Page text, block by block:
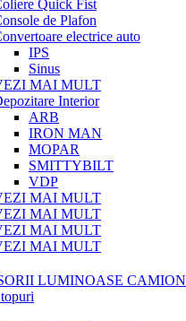
Quick Fist
de Plafon
electrice auto
IPS
Sinus
MAI MULT
Interior
ARB
IRON MAN
MOPAR
SMITTYBILT
VDP
MAI MULT
MAI MULT
MAI MULT
MAI MULT
LUMINOASE CAMION